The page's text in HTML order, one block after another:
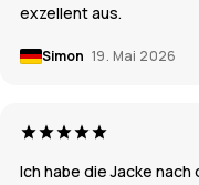
exzellent aus.
Simon 19. Mai 2026
Ich habe die Jacke